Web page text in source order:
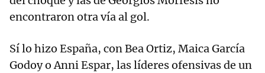
encontraron otra vía al gol.
Sí lo hizo España, con Bea Ortiz, Maica García
Godoy o Anni Espar, las líderes ofensivas de un